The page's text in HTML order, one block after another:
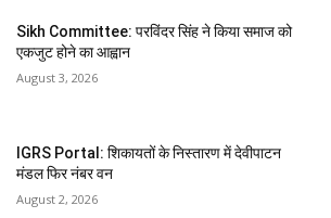
Sikh Committee: परविंदर सिंह ने किया समाज को
एकजुट होने का आह्वान
August 3, 2026
IGRS Portal: शिकायतों के निस्तारण में देवीपाटन
मंडल फिर नंबर वन
August 2, 2026